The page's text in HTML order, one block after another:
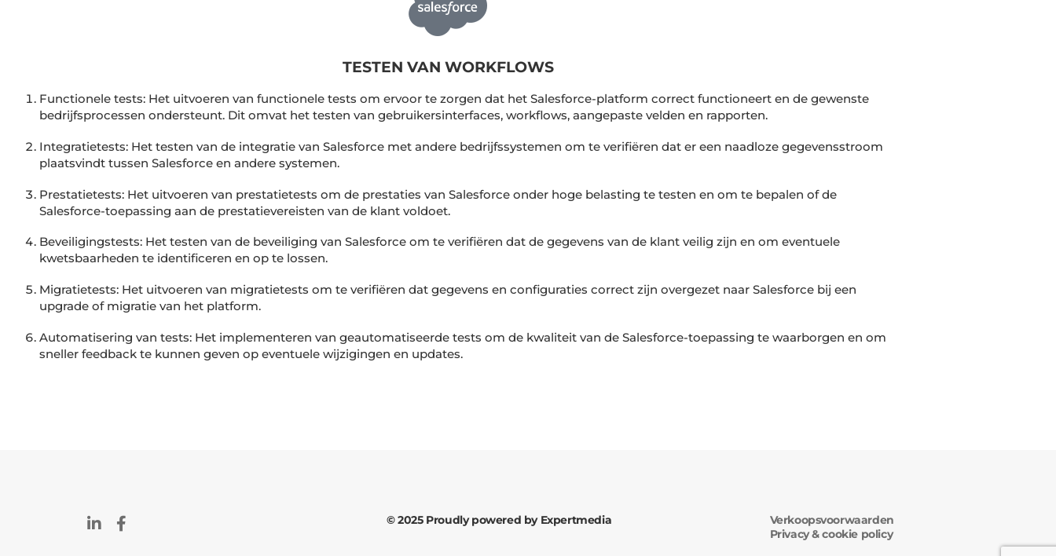
TESTEN VAN WORKFLOWS
Functionele tests: Het uitvoeren van functionele tests om ervoor te zorgen dat het Salesforce-platform correct functioneert en de gewenste
bedrijfsprocessen ondersteunt. Dit omvat het testen van gebruikersinterfaces, workflows, aangepaste velden en rapporten.
Integratietests: Het testen van de integratie van Salesforce met andere bedrijfssystemen om te verifiëren dat er een naadloze gegevensstroom
plaatsvindt tussen Salesforce en andere systemen.
Prestatietests: Het uitvoeren van prestatietests om de prestaties van Salesforce onder hoge belasting te testen en om te bepalen of de
Salesforce-toepassing aan de prestatievereisten van de klant voldoet.
Beveiligingstests: Het testen van de beveiliging van Salesforce om te verifiëren dat de gegevens van de klant veilig zijn en om eventuele
kwetsbaarheden te identificeren en op te lossen.
Migratietests: Het uitvoeren van migratietests om te verifiëren dat gegevens en configuraties correct zijn overgezet naar Salesforce bij een
upgrade of migratie van het platform.
Automatisering van tests: Het implementeren van geautomatiseerde tests om de kwaliteit van de Salesforce-toepassing te waarborgen en om
sneller feedback te kunnen geven op eventuele wijzigingen en updates.
© 2025 Proudly powered by Expertmedia
Verkoopsvoorwaarden
Privacy & cookie policy